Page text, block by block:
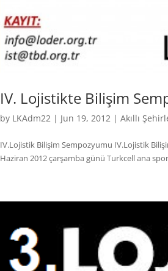
IV. Lojistikte Bilişim
by LKAdm22 | Jun 19, 2012 |Akıllı
IV.Lojistik Bilişim Sempozyumu IV.Lojistik
Haziran 2012 çarşamba günü Turkcell ana